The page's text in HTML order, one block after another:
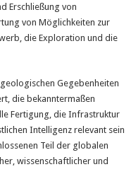
Erschließung von
von Möglichkeiten zur
die Exploration und die
Gegebenheiten
die bekanntermaßen
Fertigung, die Infrastruktur
Intelligenz relevant sein
Teil der globalen
wissenschaftlicher und